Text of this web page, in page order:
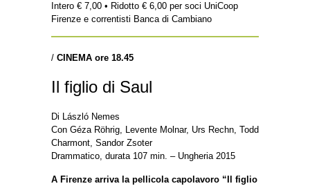
Intero € 7,00 • Ridotto € 6,00 per soci UniCoop
Firenze e correntisti Banca di Cambiano
/ CINEMA ore 18.45
Il figlio di Saul
Di László Nemes
Con Géza Röhrig, Levente Molnar, Urs Rechn, Todd
Charmont, Sandor Zsoter
Drammatico, durata 107 min. – Ungheria 2015
A Firenze arriva la pellicola capolavoro “Il figlio